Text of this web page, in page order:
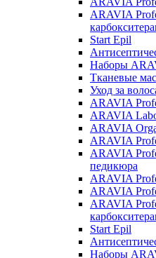
ARAVIA
Start Epil
Наборы
Тканевые
Уход за
ARAVIA
ARAVIA
ARAVIA
ARAVIA
ARAVIA
педикюра
ARAVIA
ARAVIA
ARAVIA
Start Epil
Наборы